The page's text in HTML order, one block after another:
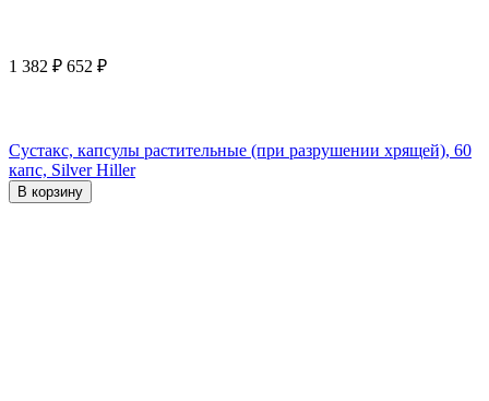
1 382 ₽ 652 ₽
Сустакс, капсулы растительные (при разрушении хрящей), 60
капс, Silver Hiller
В корзину